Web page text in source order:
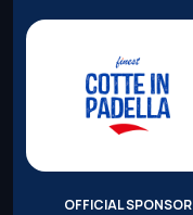
OFFICIAL SPONSOR